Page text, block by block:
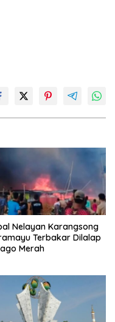
Nelayan Karangsong
Terbakar Dilalap
Merah